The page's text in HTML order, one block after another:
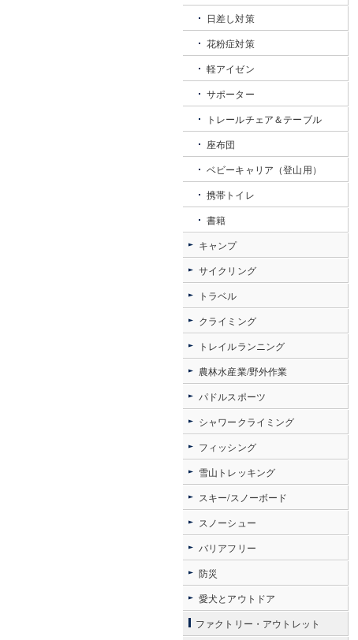
日差し対策
花粉症対策
軽アイゼン
サポーター
トレールチェア＆テーブル
座布団
ベビーキャリア（登山用）
携帯トイレ
書籍
キャンプ
サイクリング
トラベル
クライミング
トレイルランニング
農林水産業/野外作業
パドルスポーツ
シャワークライミング
フィッシング
雪山トレッキング
スキー/スノーボード
スノーシュー
バリアフリー
防災
愛犬とアウトドア
ファクトリー・アウトレット